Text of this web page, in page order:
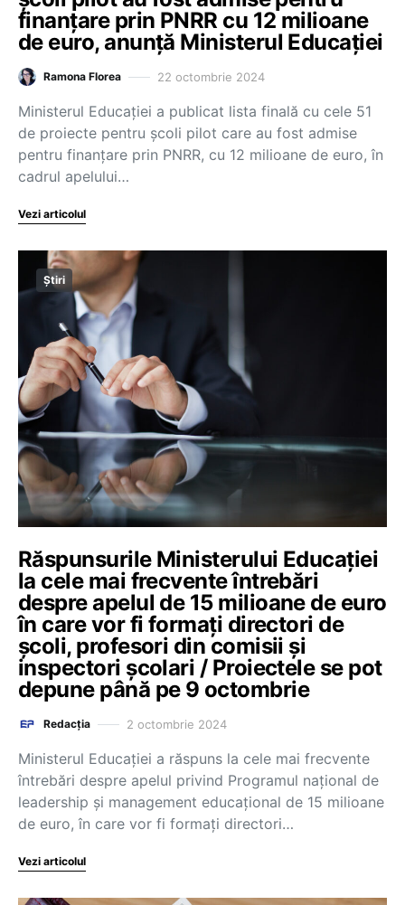
finanțare prin PNRR cu 12 milioane
de euro, anunță Ministerul Educației
Ramona Florea 22 octombrie 2024
Ministerul Educației a publicat lista finală cu cele 51
de proiecte pentru școli pilot care au fost admise
pentru finanțare prin PNRR, cu 12 milioane de euro, în
cadrul apelului…
Vezi articolul
Știri
Răspunsurile Ministerului Educației
la cele mai frecvente întrebări
despre apelul de 15 milioane de euro
în care vor fi formați directori de
școli, profesori din comisii și
inspectori școlari / Proiectele se pot
depune până pe 9 octombrie
Redacția 2 octombrie 2024
Ministerul Educației a răspuns la cele mai frecvente
întrebări despre apelul privind Programul național de
leadership și management educațional de 15 milioane
de euro, în care vor fi formați directori…
Vezi articolul